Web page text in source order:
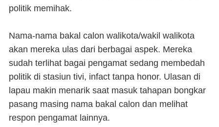
politik memihak.
Nama-nama bakal calon walikota/wakil walikota
akan mereka ulas dari berbagai aspek. Mereka
sudah terlihat bagai pengamat sedang membedah
politik di stasiun tivi, infact tanpa honor. Ulasan di
lapau makin menarik saat masuk tahapan bongkar
pasang masing nama bakal calon dan melihat
respon pengamat lainnya.